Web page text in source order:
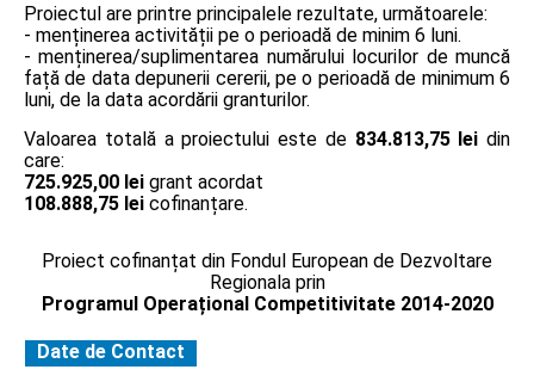
Proiectul are printre principalele rezultate, următoarele:
- menținerea activității pe o perioadă de minim 6 luni.
- menținerea/suplimentarea numărului locurilor de muncă
față de data depunerii cererii, pe o perioadă de minimum 6
luni, de la data acordării granturilor.
Valoarea totală a proiectului este de 834.813,75 lei din
care:
725.925,00 lei grant acordat
108.888,75 lei cofinanțare.
Proiect cofinanțat din Fondul European de Dezvoltare
Regionala prin
Programul Operațional Competitivitate 2014-2020
Date de Contact